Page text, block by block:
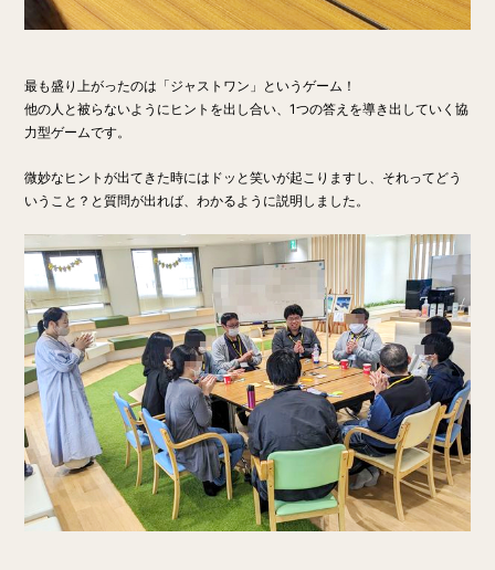
最も盛り上がったのは「ジャストワン」というゲーム！
他の人と被らないようにヒントを出し合い、1つの答えを導き出していく協
力型ゲームです。
微妙なヒントが出てきた時にはドッと笑いが起こりますし、それってどう
いうこと？と質問が出れば、わかるように説明しました。